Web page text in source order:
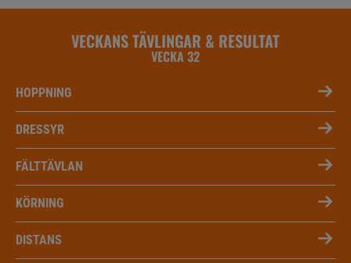
VECKANS TÄVLINGAR & RESULTAT
VECKA 32
HOPPNING
DRESSYR
FÄLTTÄVLAN
KÖRNING
DISTANS